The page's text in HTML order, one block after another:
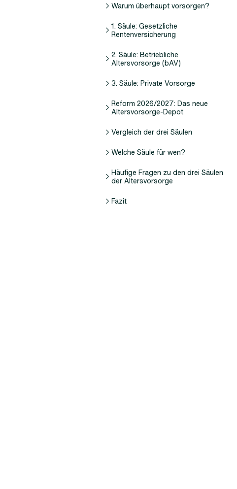
Warum überhaupt vorsorgen?
1. Säule: Gesetzliche
Rentenversicherung
2. Säule: Betriebliche
Altersvorsorge (bAV)
3. Säule: Private Vorsorge
Reform 2026/2027: Das neue
Altersvorsorge-Depot
Vergleich der drei Säulen
Welche Säule für wen?
Häufige Fragen zu den drei Säulen
der Altersvorsorge
Fazit